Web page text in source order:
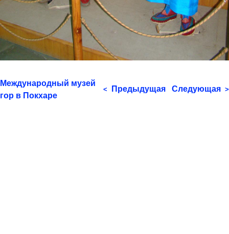
Международный музей
гор в Покхаре
< Предыдущая Следующая >